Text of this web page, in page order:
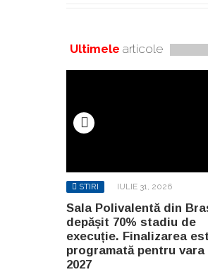
Ultimele articole
STIRI IULIE 31, 2026
Sala Polivalentă din
depășit 70% stadiu de
execuție. Finalizarea
programată pentru vara
2027